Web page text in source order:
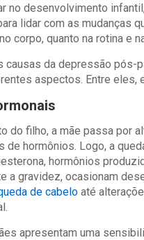
no desenvolvimento
lidar com as mudanças
corpo, quanto na rotina e
causas da depressão pós-
aspectos. Entre eles,
do filho, a mãe passa por
de hormônios. Logo, a
hormônios
a gravidez, ocasionam
de cabelo até
apresentam uma